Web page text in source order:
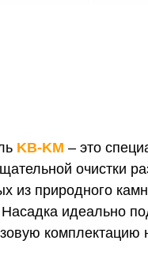
KB-KM – это
очистки
из природного
идеально